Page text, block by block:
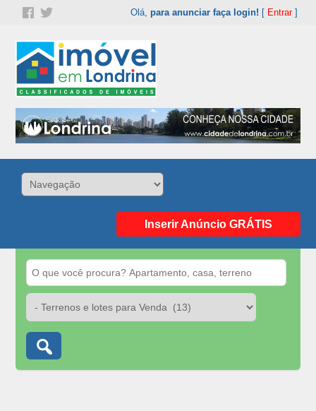
Olá, para anunciar faça login! [ Entrar]
Inserir Anúncio GRÁTIS